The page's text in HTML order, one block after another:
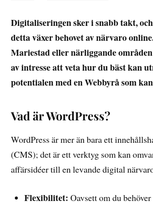
Digitaliseringen sker i snabb takt,
detta växer behovet av närvaro
Mariestad eller närliggande
av intresse att veta hur du bäst kan
potentialen med en Webbyrå som
Vad är WordPress?
WordPress är mer än bara ett
(CMS); det är ett verktyg som kan
affärsidéer till en levande digital
Flexibilitet: Oavsett om du